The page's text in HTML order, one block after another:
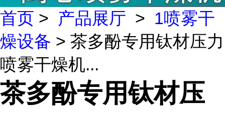
首页 > 产品展厅 > 1喷雾干
燥设备 > 茶多酚专用钛材压力
喷雾干燥机...
茶多酚专用钛材压